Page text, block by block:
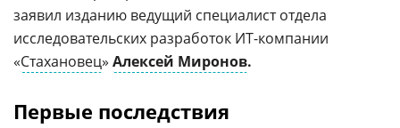
заявил изданию ведущий специалист отдела
исследовательских разработок ИТ-компании
«Стахановец» Алексей Миронов.
Первые последствия